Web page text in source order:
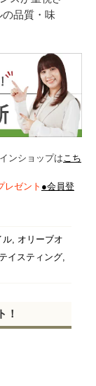
品質・味
ンショップは こち
レゼント ●会員登
ル オリーブオ
テイスティング
！